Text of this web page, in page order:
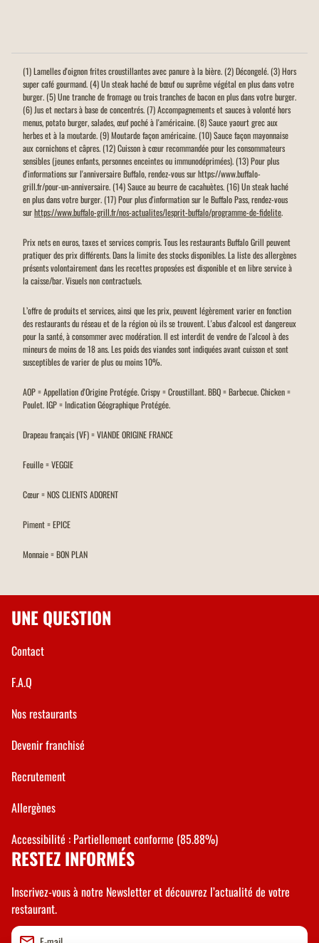
(1) Lamelles d'oignon frites croustillantes avec panure à la bière. (2) Décongelé. (3) Hors
super café gourmand. (4) Un steak haché de bœuf ou suprême végétal en plus dans votre
burger. (5) Une tranche de fromage ou trois tranches de bacon en plus dans votre burger.
(6) Jus et nectars à base de concentrés. (7) Accompagnements et sauces à volonté hors
menus, potato burger, salades, œuf poché à l'américaine. (8) Sauce yaourt grec aux
herbes et à la moutarde. (9) Moutarde façon américaine. (10) Sauce façon mayonnaise
aux cornichons et câpres. (12) Cuisson à cœur recommandée pour les consommateurs
sensibles (jeunes enfants, personnes enceintes ou immunodéprimées). (13) Pour plus
d'informations sur l'anniversaire Buffalo, rendez-vous sur https://www.buffalo-
grill.fr/pour-un-anniversaire. (14) Sauce au beurre de cacahuètes. (16) Un steak haché
en plus dans votre burger. (17) Pour plus d'information sur le Buffalo Pass, rendez-vous
surhttps://www.buffalo-grill.fr/nos-actualites/lesprit-buffalo/programme-de-fidelite.
Prix nets en euros, taxes et services compris. Tous les restaurants Buffalo Grill peuvent
pratiquer des prix différents. Dans la limite des stocks disponibles. La liste des allergènes
présents volontairement dans les recettes proposées est disponible et en libre service à
la caisse/bar. Visuels non contractuels.
L’offre de produits et services, ainsi que les prix, peuvent légèrement varier en fonction
des restaurants du réseau et de la région où ils se trouvent. L'abus d'alcool est dangereux
pour la santé, à consommer avec modération. Il est interdit de vendre de l'alcool à des
mineurs de moins de 18 ans. Les poids des viandes sont indiquées avant cuisson et sont
susceptibles de varier de plus ou moins 10%.
AOP = Appellation d'Origine Protégée. Crispy = Croustillant. BBQ = Barbecue. Chicken =
Poulet. IGP = Indication Géographique Protégée.
Drapeau français (VF) = VIANDE ORIGINE FRANCE
Feuille = VEGGIE
Cœur = NOS CLIENTS ADORENT
Piment = EPICE
Monnaie = BON PLAN
UNE QUESTION
Contact
F.A.Q
Nos restaurants
Devenir franchisé
Recrutement
Allergènes
Accessibilité : Partiellement conforme (85.88%)
RESTEZ INFORMÉS
Inscrivez-vous à notre Newsletter et découvrez l’actualité de votre
restaurant.